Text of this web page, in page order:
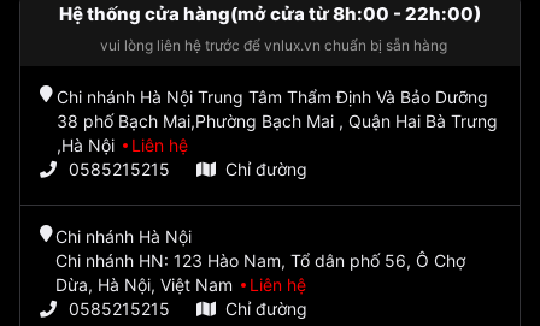
Hệ thống cửa hàng(mở cửa từ 8h:00 - 22h:00)
vui lòng liên hệ trước để vnlux.vn chuẩn bị sẵn hàng
Chi nhánh Hà Nội Trung Tâm Thẩm Định Và Bảo Dưỡng
38 phố Bạch Mai,Phường Bạch Mai , Quận Hai Bà Trưng
,Hà Nội
Liên hệ
0585215215
Chỉ đường
Chi nhánh Hà Nội
Chi nhánh HN: 123 Hào Nam, Tổ dân phố 56, Ô Chợ
Dừa, Hà Nội, Việt Nam
Liên hệ
0585215215
Chỉ đường